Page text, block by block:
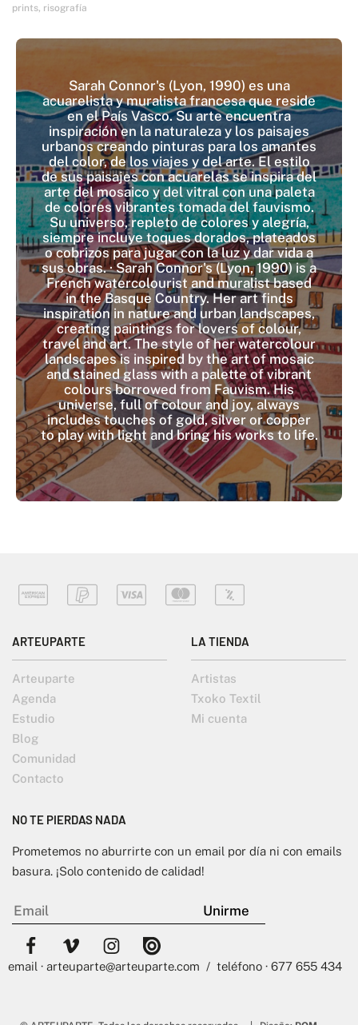
prints, risografía
Sarah Connor's (Lyon, 1990) es una
acuarelista y muralista francesa que reside
en el País Vasco. Su arte encuentra
inspiración en la naturaleza y los paisajes
urbanos creando pinturas para los amantes
del color, de los viajes y del arte. El estilo
de sus paisajes con acuarelas se inspira del
arte del mosaico y del vitral con una paleta
de colores vibrantes tomada del fauvismo.
Su universo, repleto de colores y alegría,
siempre incluye toques dorados, plateados
o cobrizos para jugar con la luz y dar vida a
sus obras. · Sarah Connor's (Lyon, 1990) is a
French watercolourist and muralist based
in the Basque Country. Her art finds
inspiration in nature and urban landscapes,
creating paintings for lovers of colour,
travel and art. The style of her watercolour
landscapes is inspired by the art of mosaic
and stained glass with a palette of vibrant
colours borrowed from Fauvism. His
universe, full of colour and joy, always
includes touches of gold, silver or copper
to play with light and bring his works to life.
ARTEUPARTE
Arteuparte
Agenda
Estudio
Blog
Comunidad
Contacto
LA TIENDA
Artistas
Txoko Textil
Mi cuenta
NO TE PIERDAS NADA
Prometemos no aburrirte con un email por día ni con emails
basura. ¡Solo contenido de calidad!
email · arteuparte@arteuparte.com / teléfono · 677 655 434